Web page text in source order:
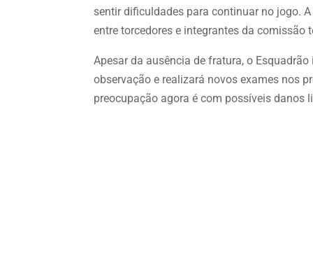
sentir dificuldades para continuar no jogo.
entre torcedores e integrantes da comissão
Apesar da ausência de fratura, o
observação e realizará novos exames nos
preocupação agora é com possíveis danos